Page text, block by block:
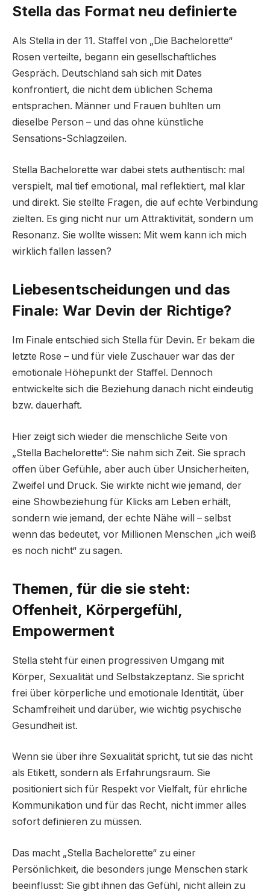
Stella das Format neu definierte
Als Stella in der 11. Staffel von „Die Bachelorette“
Rosen verteilte, begann ein gesellschaftliches
Gespräch. Deutschland sah sich mit Dates
konfrontiert, die nicht dem üblichen Schema
entsprachen. Männer und Frauen buhlten um
dieselbe Person – und das ohne künstliche
Sensations-Schlagzeilen.
Stella Bachelorette war dabei stets authentisch: mal
verspielt, mal tief emotional, mal reflektiert, mal klar
und direkt. Sie stellte Fragen, die auf echte Verbindung
zielten. Es ging nicht nur um Attraktivität, sondern um
Resonanz. Sie wollte wissen: Mit wem kann ich mich
wirklich fallen lassen?
Liebesentscheidungen und das
Finale: War Devin der Richtige?
Im Finale entschied sich Stella für Devin. Er bekam die
letzte Rose – und für viele Zuschauer war das der
emotionale Höhepunkt der Staffel. Dennoch
entwickelte sich die Beziehung danach nicht eindeutig
bzw. dauerhaft.
Hier zeigt sich wieder die menschliche Seite von
„Stella Bachelorette“: Sie nahm sich Zeit. Sie sprach
offen über Gefühle, aber auch über Unsicherheiten,
Zweifel und Druck. Sie wirkte nicht wie jemand, der
eine Showbeziehung für Klicks am Leben erhält,
sondern wie jemand, der echte Nähe will – selbst
wenn das bedeutet, vor Millionen Menschen „ich weiß
es noch nicht“ zu sagen.
Themen, für die sie steht:
Offenheit, Körpergefühl,
Empowerment
Stella steht für einen progressiven Umgang mit
Körper, Sexualität und Selbstakzeptanz. Sie spricht
frei über körperliche und emotionale Identität, über
Schamfreiheit und darüber, wie wichtig psychische
Gesundheit ist.
Wenn sie über ihre Sexualität spricht, tut sie das nicht
als Etikett, sondern als Erfahrungsraum. Sie
positioniert sich für Respekt vor Vielfalt, für ehrliche
Kommunikation und für das Recht, nicht immer alles
sofort definieren zu müssen.
Das macht „Stella Bachelorette“ zu einer
Persönlichkeit, die besonders junge Menschen stark
beeinflusst: Sie gibt ihnen das Gefühl, nicht allein zu